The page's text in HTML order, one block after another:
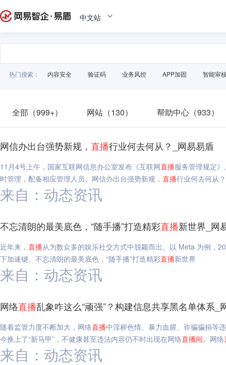
中文站
热门搜索： 内容安全 验证码 业务风控 APP加固 智能审
全部（999+） 网站（130） 帮助中心（933）
网信办出台强势新规， 直播行业何去何从？_网易易盾
11月4号上午，国家互联网信息办公室发布《互联网直播服务管理规定
时管理，配备相应管理人员。网信办出台强势新规， 直播行业何去何从？
来自：动态资讯
不忘清朗的最美底色，“随手播”打造精彩直播新世界_网
近年来， 直播从为数众多的娱乐社交方式中脱颖而出。以 Meta 为例，
下加速键。不忘清朗的最美底色，“随手播”打造精彩直播新世界
来自：动态资讯
网络直播乱象咋这么“顽强”？构建信息共享黑名单体系_
随着监管力度不断加大，网络直播中淫秽色情、暴力血腥、诈骗骗捐等
今换上了“新马甲”，不健康甚至违法内容仍不时出现在网络直播间。网络
来自：动态资讯